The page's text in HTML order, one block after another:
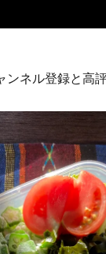
ンネル登録と高